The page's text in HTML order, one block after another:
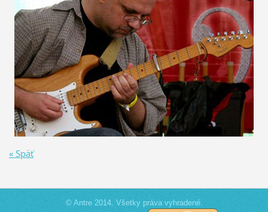
« Späť
© Antre 2014. Všetky práva vyhradené.